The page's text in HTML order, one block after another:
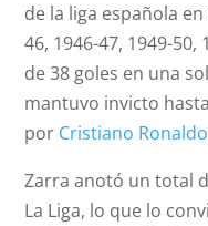
de la liga española
46, 1946-47, 1949-50,
de 38 goles en una
mantuvo invicto
por Cristiano Ronaldo
Zarra anotó un total
La Liga, lo que lo